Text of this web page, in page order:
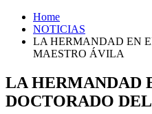
Home
NOTICIAS
LA HERMANDAD EN
MAESTRO ÁVILA
LA HERMANDAD
DOCTORADO